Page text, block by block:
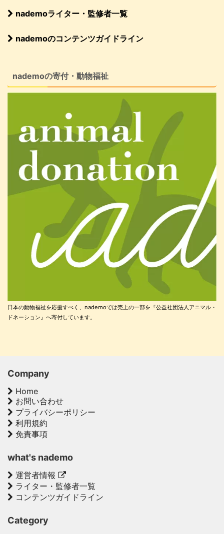
nademoライター・監修者一覧
nademoのコンテンツガイドライン
nademoの寄付・動物福祉
日本の動物福祉を応援すべく、nademoでは売上の一部を『公益社団法人アニマル・
ドネーション』へ寄付しています。
Company
Home
お問い合わせ
プライバシーポリシー
利用規約
免責事項
what's nademo
運営者情報
ライター・監修者一覧
コンテンツガイドライン
Category